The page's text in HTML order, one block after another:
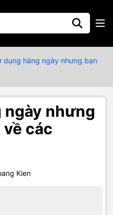
dụng hàng ngày nhưng bạn
ngày nhưng
về các
Kien